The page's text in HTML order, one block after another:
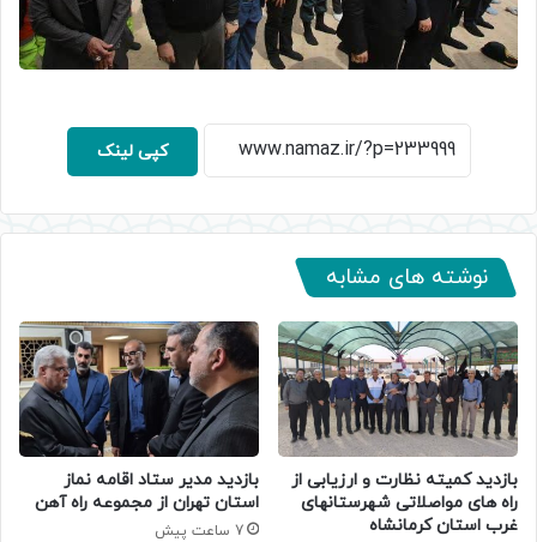
کپی لینک
نوشته های مشابه
بازدید کمیته نظارت و ارزیابی از
راه های مواصلاتی شهرستانهای
غرب استان کرمانشاه
بازدید مدیر ستاد اقامه نماز
استان تهران از مجموعه راه آهن
7 ساعت پیش